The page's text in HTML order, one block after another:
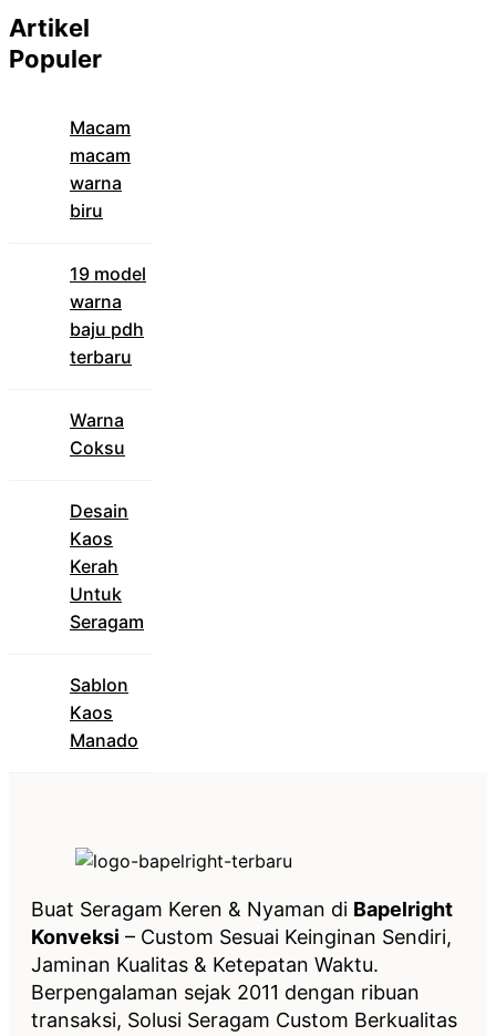
Artikel
Populer
Macam
macam
warna
biru
19 model
warna
baju pdh
terbaru
Warna
Coksu
Desain
Kaos
Kerah
Untuk
Seragam
Sablon
Kaos
Manado
Buat Seragam Keren & Nyaman di Bapelright
Konveksi – Custom Sesuai Keinginan Sendiri,
Jaminan Kualitas & Ketepatan Waktu.
Berpengalaman sejak 2011 dengan ribuan
transaksi, Solusi Seragam Custom Berkualitas